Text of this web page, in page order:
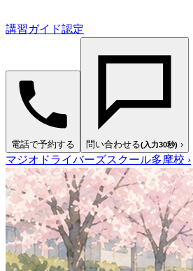
講習ガイド認定
電話で予約する 問い合わせる(入力30秒) ›
マジオドライバーズスクール多摩校 ›